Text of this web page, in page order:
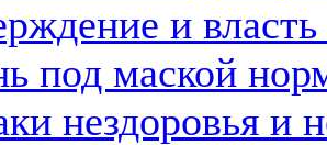
и
под маской
нездоровья и